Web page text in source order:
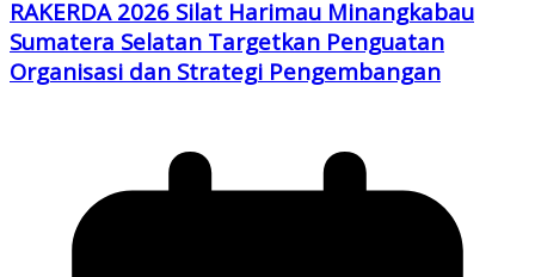
RAKERDA 2026 Silat Harimau Minangkabau
Sumatera Selatan Targetkan Penguatan
Organisasi dan Strategi Pengembangan